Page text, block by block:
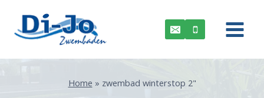
inhoud
Home » zwembad winterstop 2"